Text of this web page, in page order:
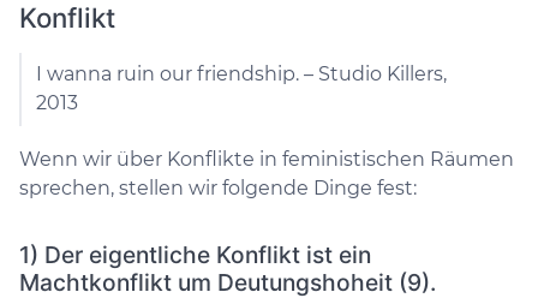
Konflikt
I wanna ruin our friendship. – Studio Killers,
2013
Wenn wir über Konflikte in feministischen Räumen
sprechen, stellen wir folgende Dinge fest:
1) Der eigentliche Konflikt ist ein
Machtkonflikt um Deutungshoheit (9).